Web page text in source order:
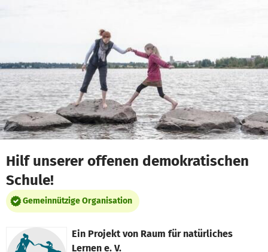
Hilf unserer offenen demokratischen
Schule!
Gemeinnützige Organisation
Ein Projekt von Raum für natürliches
Lernen e. V.